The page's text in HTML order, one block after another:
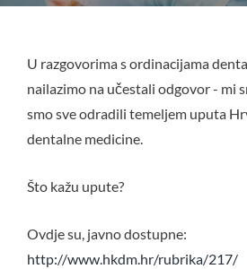
U razgovorima s ordinacijama
nailazimo na učestali odgovor - mi
smo sve odradili temeljem uputa
dentalne medicine.
Što kažu upute?
Ovdje su, javno dostupne:
http://www.hkdm.hr/rubrika/217/